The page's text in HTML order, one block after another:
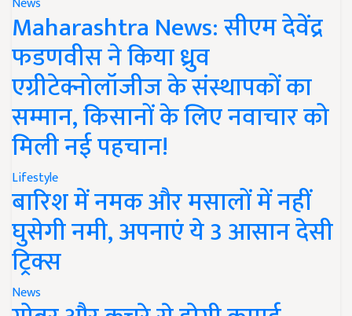
Maharashtra News: सीएम देवेंद्र
फडणवीस ने किया ध्रुव
एग्रीटेक्नोलॉजीज के संस्थापकों का
सम्मान, किसानों के लिए नवाचार को
मिली नई पहचान!
Lifestyle
बारिश में नमक और मसालों में नहीं
घुसेगी नमी, अपनाएं ये 3 आसान देसी
ट्रिक्स
News